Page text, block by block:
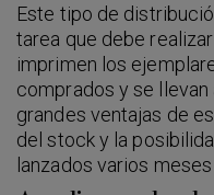
Este tipo de
tarea que debe
imprimen los
comprados y se
grandes ventajas de
del stock y la
lanzados varios meses